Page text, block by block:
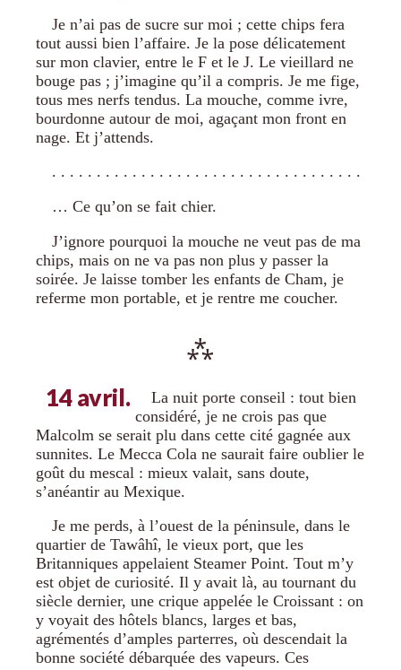
Je n’ai pas de sucre sur moi ; cette chips fera
tout aussi bien l’affaire. Je la pose délicatement
sur mon clavier, entre le F et le J. Le vieillard ne
bouge pas ; j’imagine qu’il a compris. Je me fige,
tous mes nerfs tendus. La mouche, comme ivre,
bourdonne autour de moi, agaçant mon front en
nage. Et j’attends.
. . . . . . . . . . . . . . . . . . . . . . . . . . . . . . . . . . . . . .
… Ce qu’on se fait chier.
J’ignore pourquoi la mouche ne veut pas de ma
chips, mais on ne va pas non plus y passer la
soirée. Je laisse tomber les enfants de Cham, je
referme mon portable, et je rentre me coucher.
14 avril.
La nuit porte conseil : tout bien
considéré, je ne crois pas que
Malcolm se serait plu dans cette cité gagnée aux
sunnites. Le Mecca Cola ne saurait faire oublier le
goût du mescal : mieux valait, sans doute,
s’anéantir au Mexique.
Je me perds, à l’ouest de la péninsule, dans le
quartier de Tawâhî, le vieux port, que les
Britanniques appelaient Steamer Point. Tout m’y
est objet de curiosité. Il y avait là, au tournant du
siècle dernier, une crique appelée le Croissant : on
y voyait des hôtels blancs, larges et bas,
agrémentés d’amples parterres, où descendait la
bonne société débarquée des vapeurs. Ces